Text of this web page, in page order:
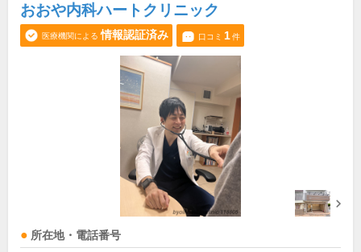
おおや内科ハートクリニック
医療機関による 情報認証済み 口コミ 1件
所在地・電話番号